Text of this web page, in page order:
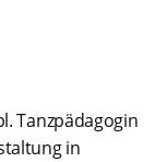
Tanzpädagogin
in